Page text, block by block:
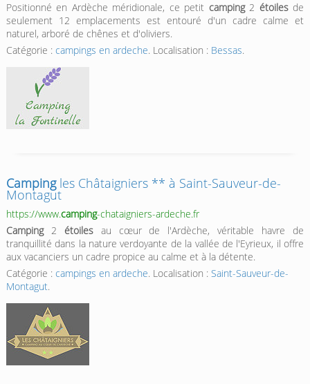
Positionné en Ardèche méridionale, ce petit camping2 étoilesde
seulement 12 emplacements est entouré d'un cadre calme et
naturel, arboré de chênes et d'oliviers.
Catégorie : campings en ardeche. Localisation : Bessas.
Campingles Châtaigniers ** à Saint-Sauveur-de-
Montagut
https://www.camping-chataigniers-ardeche.fr
Camping2 étoilesau cœur de l'Ardèche, véritable havre de
tranquillité dans la nature verdoyante de la vallée de l'Eyrieux, il offre
aux vacanciers un cadre propice au calme et à la détente.
Catégorie : campings en ardeche. Localisation : Saint-Sauveur-de-
Montagut.